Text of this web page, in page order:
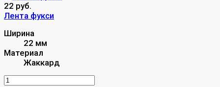
22 руб.
Лента фукси
Ширина
22 мм
Материал
Жаккард